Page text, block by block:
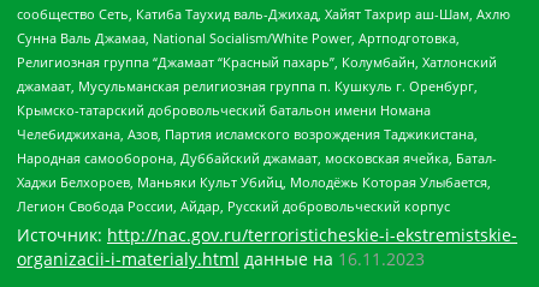
сообщество Сеть, Катиба Таухид валь-Джихад, Хайят Тахрир аш-Шам, Ахлю
Сунна Валь Джамаа, National Socialism/White Power, Артподготовка,
Религиозная группа “Джамаат “Красный пахарь”, Колумбайн, Хатлонский
джамаат, Мусульманская религиозная группа п. Кушкуль г. Оренбург,
Крымско-татарский добровольческий батальон имени Номана
Челебиджихана, Азов, Партия исламского возрождения Таджикистана,
Народная самооборона, Дуббайский джамаат, московская ячейка, Батал-
Хаджи Белхороев, Маньяки Культ Убийц, Молодёжь Которая Улыбается,
Легион Свобода России, Айдар, Русский добровольческий корпус
Источник: http://nac.gov.ru/terroristicheskie-i-ekstremistskie-
organizacii-i-materialy.html данные на 16.11.2023